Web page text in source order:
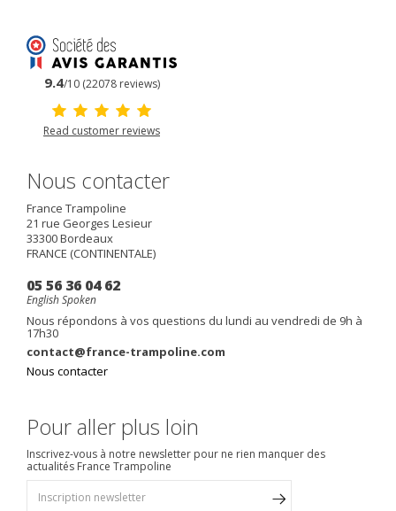
9.4/10 (22078 reviews)
Read customer reviews
Nous contacter
France Trampoline
21 rue Georges Lesieur
33300Bordeaux
FRANCE (CONTINENTALE)
05 56 36 04 62
English Spoken
Nous répondons à vos questions du lundi au vendredi de 9h à
17h30
contact@france-trampoline.com
Nous contacter
Pour aller plus loin
Inscrivez-vous à notre newsletter pour ne rien manquer des
actualités France Trampoline